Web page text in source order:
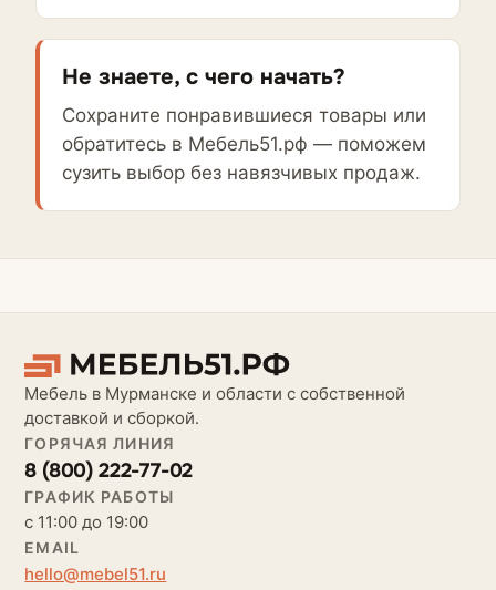
Не знаете, с чего начать?
Сохраните понравившиеся товары или
обратитесь в Мебель51.рф — поможем
сузить выбор без навязчивых продаж.
Мебель в Мурманске и области с собственной
доставкой и сборкой.
ГОРЯЧАЯ ЛИНИЯ
8 (800) 222-77-02
ГРАФИК РАБОТЫ
с 11:00 до 19:00
EMAIL
hello@mebel51.ru